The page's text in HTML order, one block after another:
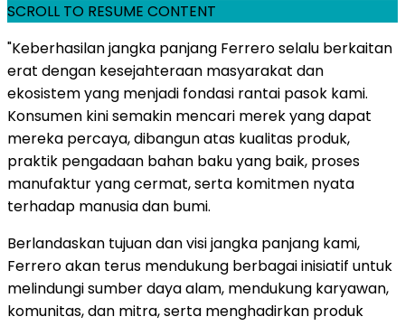
SCROLL TO RESUME CONTENT
"Keberhasilan jangka panjang Ferrero selalu berkaitan
erat dengan kesejahteraan masyarakat dan
ekosistem yang menjadi fondasi rantai pasok kami.
Konsumen kini semakin mencari merek yang dapat
mereka percaya, dibangun atas kualitas produk,
praktik pengadaan bahan baku yang baik, proses
manufaktur yang cermat, serta komitmen nyata
terhadap manusia dan bumi.
Berlandaskan tujuan dan visi jangka panjang kami,
Ferrero akan terus mendukung berbagai inisiatif untuk
melindungi sumber daya alam, mendukung karyawan,
komunitas, dan mitra, serta menghadirkan produk